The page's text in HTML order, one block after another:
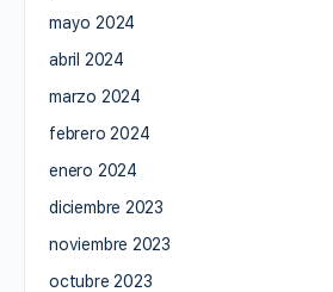
mayo 2024
abril 2024
marzo 2024
febrero 2024
enero 2024
diciembre 2023
noviembre 2023
octubre 2023